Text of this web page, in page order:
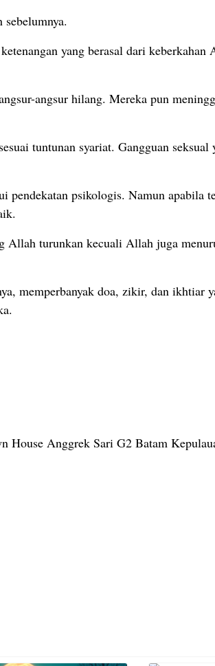
yang berasal dari
angsur hilang. Mereka pun
tuntunan syariat. Gangguan seksual
psikologis. Namun apabila
Allah turunkan kecuali Allah juga
memperbanyak doa, zikir, dan ikhtiar
House Anggrek Sari G2 Batam
Drastis dan Suasana Usaha Berubah